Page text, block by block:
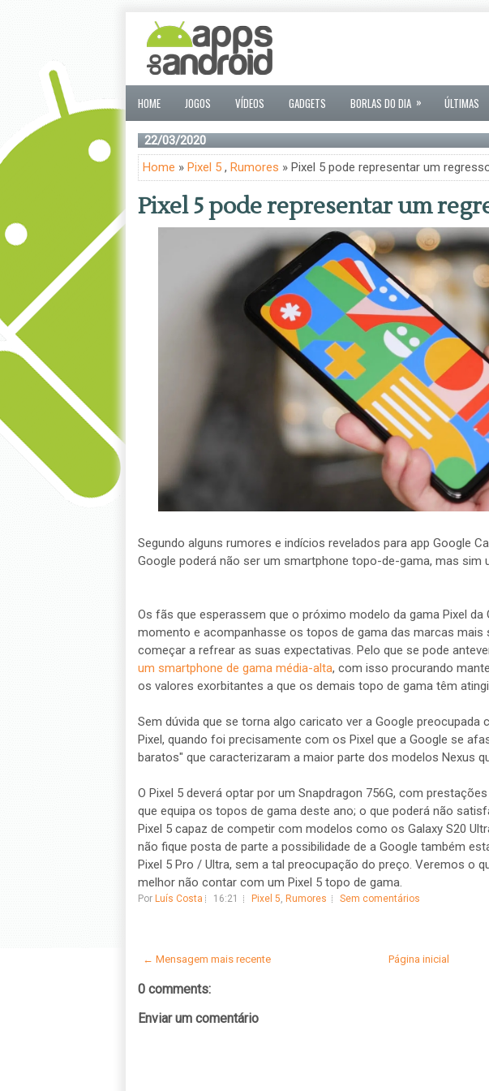
HOME JOGOS VÍDEOS GADGETS BORLAS DO DIA » ÚLTIMAS
22/03/2020
Home » Pixel 5, Rumores » Pixel 5 pode representar um
Pixel 5 pode representar um
Segundo alguns rumores e indícios revelados para app Google
Google poderá não ser um smartphone topo-de-gama, mas sim
Os fãs que esperassem que o próximo modelo da gama Pixel da
momento e acompanhasse os topos de gama das marcas mais
começar a refrear as suas expectativas. Pelo que se pode
um smartphone de gama média-alta, com isso procurando
os valores exorbitantes a que os demais topo de gama têm
Sem dúvida que se torna algo caricato ver a Google
Pixel, quando foi precisamente com os Pixel que a Google se
baratos" que caracterizaram a maior parte dos modelos Nexus
O Pixel 5 deverá optar por um Snapdragon 756G, com
que equipa os topos de gama deste ano; o que poderá não
Pixel 5 capaz de competir com modelos como os Galaxy S20
não fique posta de parte a possibilidade de a Google também
Pixel 5 Pro / Ultra, sem a tal preocupação do preço. Veremos o
melhor não contar com um Pixel 5 topo de gama.
Por Luís Costa 16:21 Pixel 5, Rumores Sem comentários
← Mensagem mais recente Página inicial
0 comments:
Enviar um comentário